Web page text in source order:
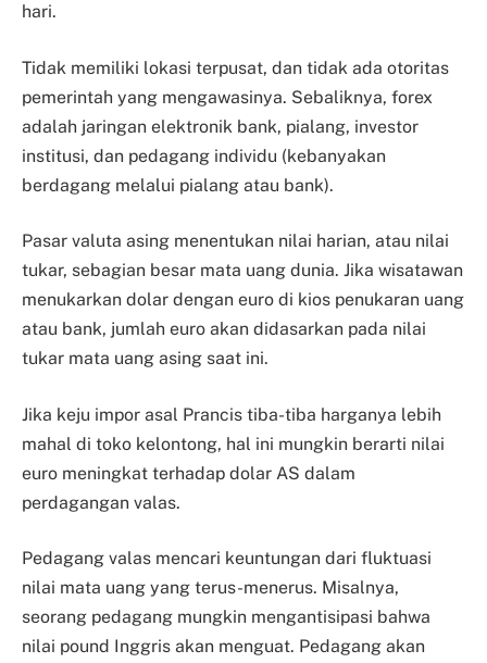
hari.
Tidak memiliki lokasi terpusat, dan tidak ada otoritas
pemerintah yang mengawasinya. Sebaliknya, forex
adalah jaringan elektronik bank, pialang, investor
institusi, dan pedagang individu (kebanyakan
berdagang melalui pialang atau bank).
Pasar valuta asing menentukan nilai harian, atau nilai
tukar, sebagian besar mata uang dunia. Jika wisatawan
menukarkan dolar dengan euro di kios penukaran uang
atau bank, jumlah euro akan didasarkan pada nilai
tukar mata uang asing saat ini.
Jika keju impor asal Prancis tiba-tiba harganya lebih
mahal di toko kelontong, hal ini mungkin berarti nilai
euro meningkat terhadap dolar AS dalam
perdagangan valas.
Pedagang valas mencari keuntungan dari fluktuasi
nilai mata uang yang terus-menerus. Misalnya,
seorang pedagang mungkin mengantisipasi bahwa
nilai pound Inggris akan menguat. Pedagang akan